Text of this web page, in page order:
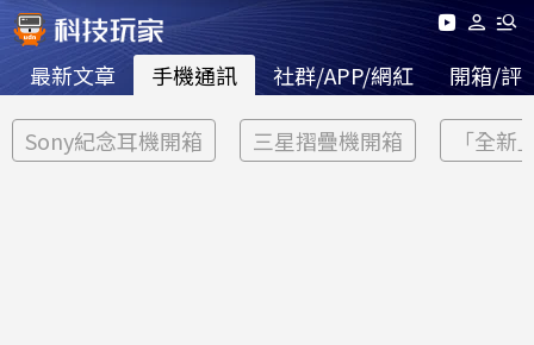
最新文章 手機通訊 社群/APP/網紅 開箱/評
Sony紀念耳機開箱 三星摺疊機開箱 「全新